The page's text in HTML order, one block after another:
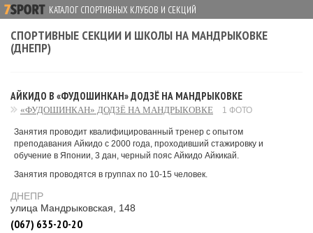
КАТАЛОГ СПОРТИВНЫХ КЛУБОВ И СЕКЦИЙ
СПОРТИВНЫЕ СЕКЦИИ И ШКОЛЫ НА МАНДРЫКОВКЕ
(ДНЕПР)
АЙКИДО В «ФУДОШИНКАН» ДОДЗЁ НА МАНДРЫКОВКЕ
«ФУДОШИНКАН» ДОДЗЁ НА МАНДРЫКОВКЕ 1 ФОТО
Занятия проводит квалифицированный тренер с опытом
преподавания Айкидо с 2000 года, проходивший стажировку и
обучение в Японии, 3 дан, черный пояс Айкидо Айкикай.
Занятия проводятся в группах по 10-15 человек.
ДНЕПР
улица Мандрыковская, 148
(067) 635-20-20